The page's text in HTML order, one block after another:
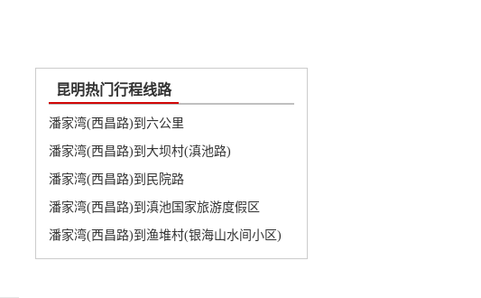
昆明热门行程线路
潘家湾(西昌路)到六公里
潘家湾(西昌路)到大坝村(滇池路)
潘家湾(西昌路)到民院路
潘家湾(西昌路)到滇池国家旅游度假区
潘家湾(西昌路)到渔堆村(银海山水间小区)